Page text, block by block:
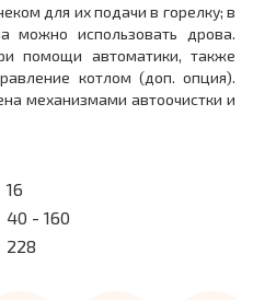
для их подачи в горелку; в
можно использовать дрова.
помощи автоматики, также
котлом (доп. опция).
механизмами автоочистки и
16
40 - 160
228